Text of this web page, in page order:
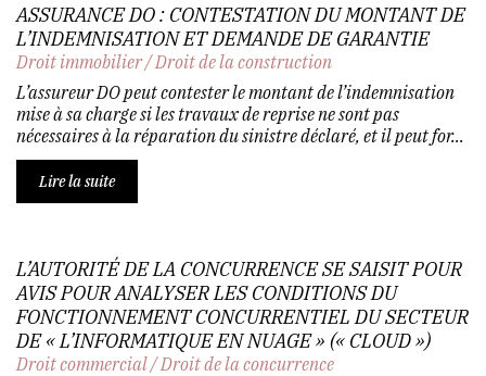
ASSURANCE DO : CONTESTATION DU MONTANT DE
L’INDEMNISATION ET DEMANDE DE GARANTIE
Droit immobilier/Droit de la construction
L’assureur DO peut contester le montant de l’indemnisation
mise à sa charge si les travaux de reprise ne sont pas
nécessaires à la réparation du sinistre déclaré, et il peut for...
Lire la suite
L’AUTORITÉ DE LA CONCURRENCE SE SAISIT POUR
AVIS POUR ANALYSER LES CONDITIONS DU
FONCTIONNEMENT CONCURRENTIEL DU SECTEUR
DE « L’INFORMATIQUE EN NUAGE » (« CLOUD »)
Droit commercial/Droit de la concurrence